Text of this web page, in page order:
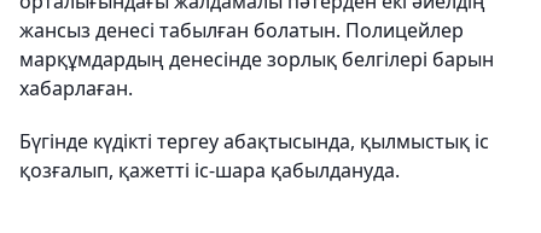
жансыз денесі табылған болатын. Полицейлер
марқұмдардың денесінде зорлық белгілері барын
хабарлаған.
Бүгінде күдікті тергеу абақтысында, қылмыстық іс
қозғалып, қажетті іс-шара қабылдануда.